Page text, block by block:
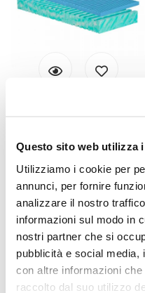
Questo sito web utilizza
Utilizziamo i cookie per
annunci, per fornire
analizzare il nostro
informazioni sul modo in
nostri partner che si
pubblicità e social media,
con altre informazioni
raccolto dal suo utilizzo
- 20%AR 3.707,20AR 2.965,76